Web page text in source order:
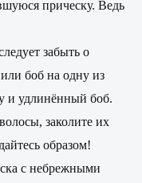
прическу. Ведь
забыть о
боб на одну из
и удлинённый боб.
заколите их
образом!
с небрежными